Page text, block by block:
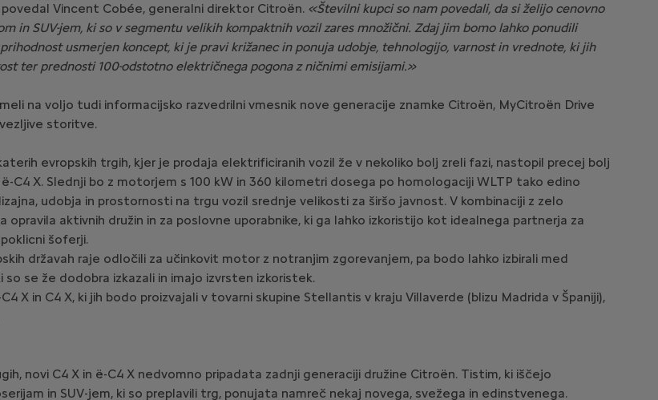
Vincent Cobée, generalni direktor Citroën. «Številni kupci so nam povedali, da si želijo cenovno
in SUV-jem, ki so v segmentu velikih kompaktnih vozil zares množični. Zdaj jim bomo lahko ponudili
usmerjen koncept, ki je pravi križanec in ponuja udobje, tehnologijo, varnost in vrednote, ki jih
ter prednosti 100-odstotno električnega pogona z ničnimi emisijami.»
na voljo tudi informacijsko razvedrilni vmesnik nove generacije znamke Citroën, MyCitroën Drive
storitve.
evropskih trgih, kjer je prodaja elektrificiranih vozil že v nekoliko bolj zreli fazi, nastopil precej bolj
X. Slednji bo z motorjem s 100 kW in 360 kilometri dosega po homologaciji WLTP tako edino
udobja in prostornosti na trgu vozil srednje velikosti za širšo javnost. V kombinaciji z zelo
aktivnih družin in za poslovne uporabnike, ki ga lahko izkoristijo kot idealnega partnerja za
šoferji.
državah raje odločili za učinkovit motor z notranjim zgorevanjem, pa bodo lahko izbirali med
se že dodobra izkazali in imajo izvrsten izkoristek.
X in C4 X, ki jih bodo proizvajali v tovarni skupine Stellantis v kraju Villaverde (blizu Madrida v Španiji),
novi C4 X in ë-C4 X nedvomno pripadata zadnji generaciji družine Citroën. Tistim, ki iščejo
in SUV-jem, ki so preplavili trg, ponujata namreč nekaj novega, svežega in edinstvenega.